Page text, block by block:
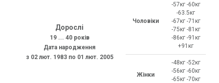
Дорослі
19 ... 40 років
Дата народження
з 02 лют. 1983 по 01 лют. 2005
Чоловіки
-57кг -60кг
-63.5кг
-67кг -71кг
-75кг -81кг
-86кг -91кг
+91кг
Жінки
-48кг -52кг
-56кг -60кг
-65кг -70кг